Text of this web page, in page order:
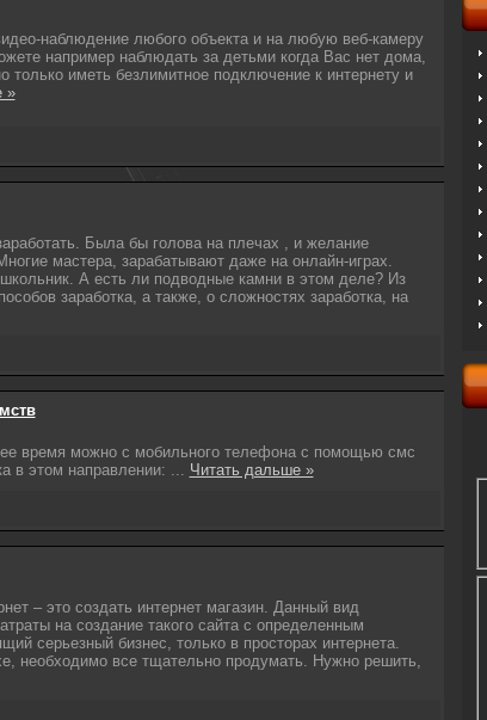
наблюдение любого объекта и на любую веб-камеру
например наблюдать за детьми когда Вас нет дома,
иметь безлимитное подключение к интернету и
»
Была бы голова на плечах , и желание
мастера, зарабатывают даже на онлайн-играх.
А есть ли подводные камни в этом деле? Из
заработка, а также, о сложностях заработка, на
время можно с мобильного телефона с помощью смс
в этом направлении:
Читать дальше »
– это создать интернет магазин. Данный вид
на создание такого сайта с определенным
серьезный бизнес, только в просторах интернета.
необходимо все тщательно продумать. Нужно решить,